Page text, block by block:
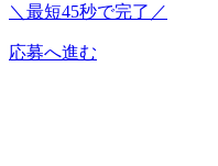
＼最短45秒で完了／
応募へ進む